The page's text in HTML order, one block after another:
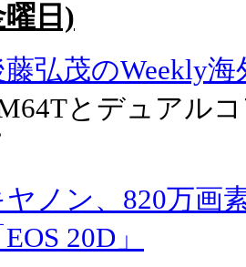
曜日)
藤弘茂のWeekly
とデュアル
ヤノン、820万画
EOS 20D」